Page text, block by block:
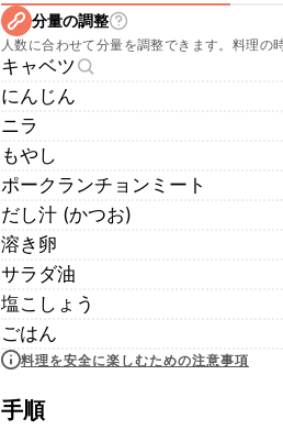
分量の調整
人数に合わせて分量を調整できます。料理の
キャベツ
にんじん
ニラ
もやし
ポークランチョンミート
だし汁 (かつお)
溶き卵
サラダ油
塩こしょう
ごはん
料理を安全に楽しむための注意事項
手順